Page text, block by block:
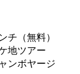
チ（無料）
地ツアー
ンボヤージ